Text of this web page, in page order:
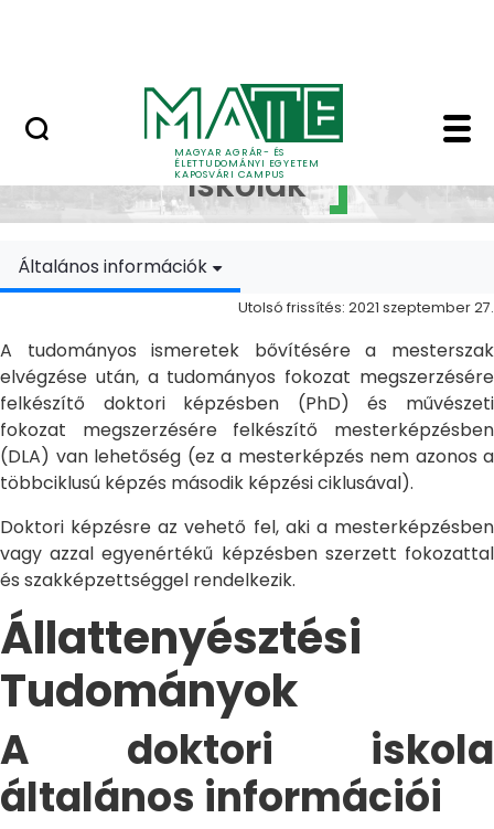
MAGYAR AGRÁR- ÉS
ÉLETTUDOMÁNYI EGYETEM
KAPOSVÁRI CAMPUS
Doktori Iskolák -
Doktori
Iskolák
Általános információk
Utolsó frissítés: 2021 szeptember 27.
A tudományos ismeretek bővítésére a mesterszak
elvégzése után, a tudományos fokozat megszerzésére
felkészítő doktori képzésben (PhD) és művészeti
fokozat megszerzésére felkészítő mesterképzésben
(DLA) van lehetőség (ez a mesterképzés nem azonos a
többciklusú képzés második képzési ciklusával).
Doktori képzésre az vehető fel, aki a mesterképzésben
vagy azzal egyenértékű képzésben szerzett fokozattal
és szakképzettséggel rendelkezik.
Állattenyésztési
Tudományok
A doktori iskola
általános információi